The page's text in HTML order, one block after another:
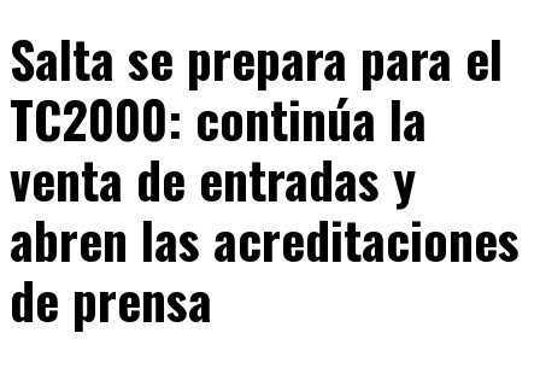
Salta se prepara para el
TC2000: continúa la
venta de entradas y
abren las acreditaciones
de prensa